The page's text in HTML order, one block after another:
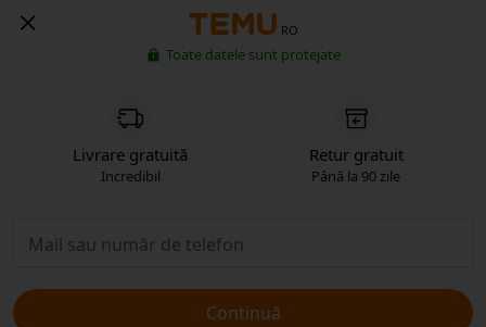
RO
Toate datele sunt protejate
Livrare gratuită
Incredibil
Retur gratuit
Până la 90 zile
Continuă